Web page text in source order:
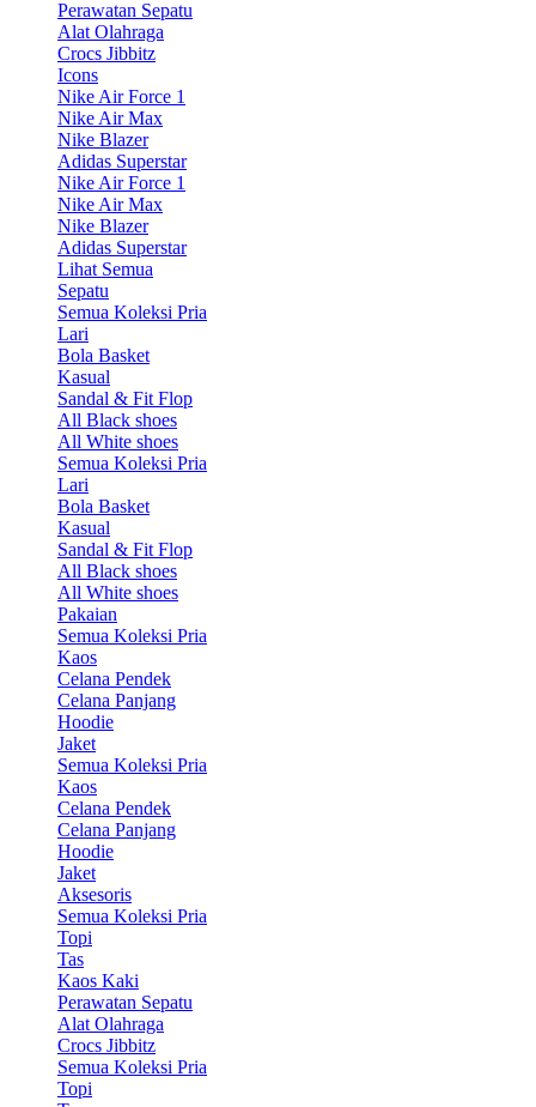
Perawatan Sepatu
Alat Olahraga
Crocs Jibbitz
Icons
Nike Air Force 1
Nike Air Max
Nike Blazer
Adidas Superstar
Nike Air Force 1
Nike Air Max
Nike Blazer
Adidas Superstar
Lihat Semua
Sepatu
Semua Koleksi Pria
Lari
Bola Basket
Kasual
Sandal & Fit Flop
All Black shoes
All White shoes
Semua Koleksi Pria
Lari
Bola Basket
Kasual
Sandal & Fit Flop
All Black shoes
All White shoes
Pakaian
Semua Koleksi Pria
Kaos
Celana Pendek
Celana Panjang
Hoodie
Jaket
Semua Koleksi Pria
Kaos
Celana Pendek
Celana Panjang
Hoodie
Jaket
Aksesoris
Semua Koleksi Pria
Topi
Tas
Kaos Kaki
Perawatan Sepatu
Alat Olahraga
Crocs Jibbitz
Semua Koleksi Pria
Topi